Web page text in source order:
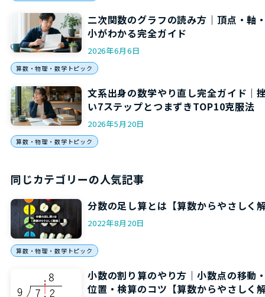
二次関数のグラフの読み方｜頂点・軸
小がわかる完全ガイド
2026年6月6日
算数・物理・数学トピック
文系出身の数学やり直し完全ガイド｜
い7ステップとつまずきTOP10克服法
2026年5月20日
算数・物理・数学トピック
同じカテゴリーの人気記事
分数の足し算とは【算数からやさしく
2022年8月20日
算数・物理・数学トピック
小数の割り算のやり方｜小数点の移動
位置・検算のコツ【算数からやさしく